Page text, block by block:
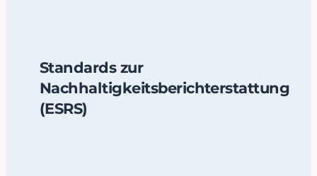
Standards zur
Nachhaltigkeitsberichterstattung
(ESRS)